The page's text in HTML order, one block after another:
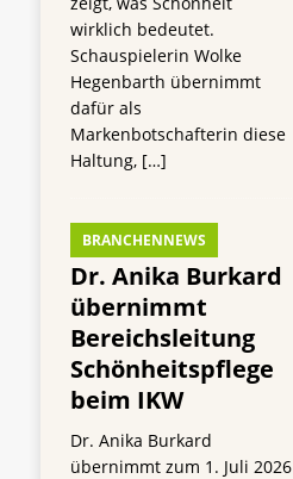
wirklich bedeutet.
Schauspielerin Wolke
Hegenbarth übernimmt
dafür als
Markenbotschafterin diese
Haltung, […]
BRANCHENNEWS
Dr. Anika Burkard
übernimmt
Bereichsleitung
Schönheitspflege
beim IKW
Dr. Anika Burkard
übernimmt zum 1. Juli 2026